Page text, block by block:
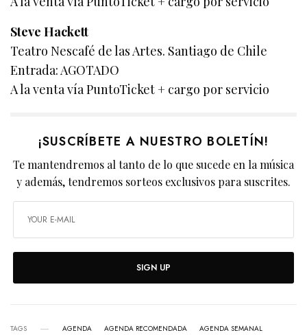
Steve Hackett
Teatro Nescafé de las Artes. Santiago de Chile
Entrada: AGOTADO
A la venta vía PuntoTicket + cargo por servicio
¡SUSCRÍBETE A NUESTRO BOLETÍN!
Te mantendremos al tanto de lo que sucede en la música
y además, tendremos sorteos exclusivos para suscrites.
SIGN UP
TAGS AGENDA AGENDA RECOMENDADA AGENDA SEMANAL